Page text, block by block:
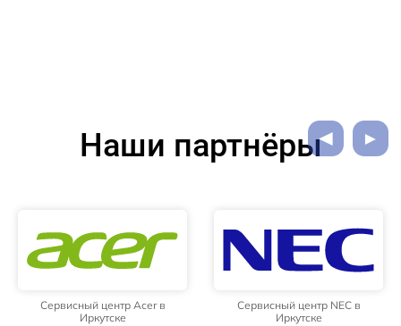
Наши партнёры
Сервисный центр Acer в
Иркутске
Сервисный центр NEC в
Иркутске